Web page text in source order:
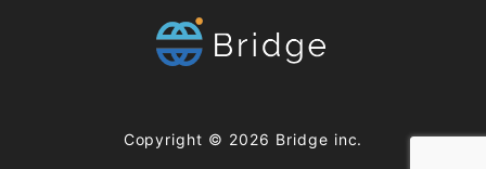
Copyright © 2026 Bridge inc.